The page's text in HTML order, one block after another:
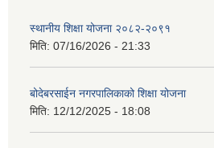
स्थानीय शिक्षा योजना २०८२-२०९१
मिति: 07/16/2026 - 21:33
बोदेबरसाईन नगरपालिकाको शिक्षा योजना
मिति: 12/12/2025 - 18:08